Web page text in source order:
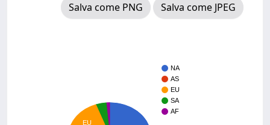
Salva come PNG
Salva come JPEG
NA
AS
EU
SA
AF
EU